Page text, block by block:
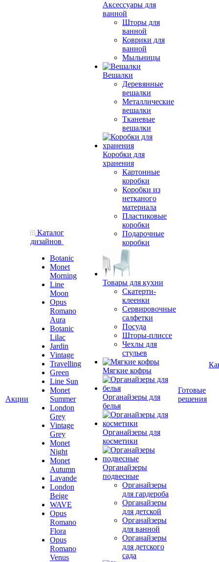
Акции
Каталог
дизайнов
Botanic
Monet
Morning
Line
Moon
Opus
Romano
Aura
Botanic
Lilac
Jardin
Vintage
Travelling
Green
Line Sun
Monet
Summer
London
Grey
Vintage
Grey
Monet
Night
Monet
Autumn
Lavande
London
Beige
WAVE
Opus
Romano
Flora
Opus
Romano
Venus
Аксессуары для
ванной
Шторы для
ванной
Коврики для
ванной
Мыльницы
Вешалки
Деревянные
вешалки
Металлические
вешалки
Тканевые
вешалки
Коробки для
хранения
Картонные
коробки
Коробки из
нетканого
материала
Пластиковые
коробки
Подарочные
коробки
Товары для кухни
Скатерти-
клеенки
Сервировочные
салфетки
Посуда
Шторы-плиссе
Чехлы для
стульев
Мягкие кофры
Органайзеры для
белья
Органайзеры для
косметики
Органайзеры
подвесные
Органайзеры
для гардероба
Органайзеры
для детской
Органайзеры
для ванной
Органайзеры
для детского
сада
Готовые
решения